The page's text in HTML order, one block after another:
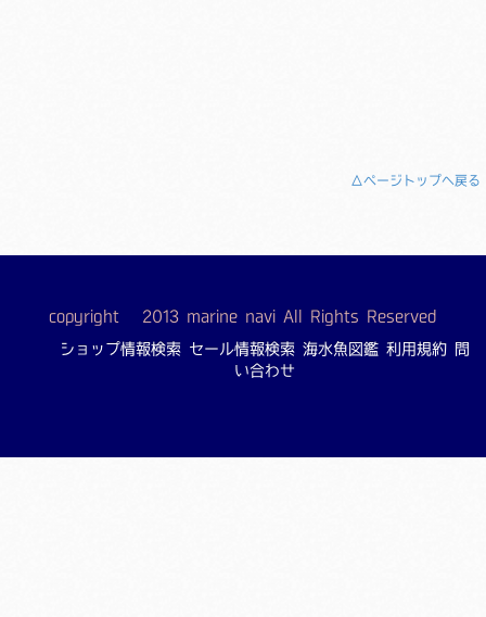
△ページトップへ戻る
copyright © 2013 marine navi All Rights Reserved
ショップ情報検索 セール情報検索 海水魚図鑑 利用規約
問
い合わせ